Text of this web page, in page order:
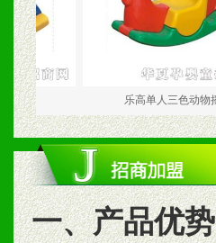
乐高单人三色动物摇
一、产品优势